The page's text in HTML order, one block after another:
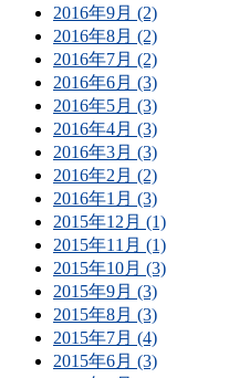
2016年9月 (2)
2016年8月 (2)
2016年7月 (2)
2016年6月 (3)
2016年5月 (3)
2016年4月 (3)
2016年3月 (3)
2016年2月 (2)
2016年1月 (3)
2015年12月 (1)
2015年11月 (1)
2015年10月 (3)
2015年9月 (3)
2015年8月 (3)
2015年7月 (4)
2015年6月 (3)